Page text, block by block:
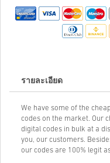
รายละเอียด
We have some of the
codes on the market. Our
digital codes in bulk at a
you, our customers.
our codes are 100% legit